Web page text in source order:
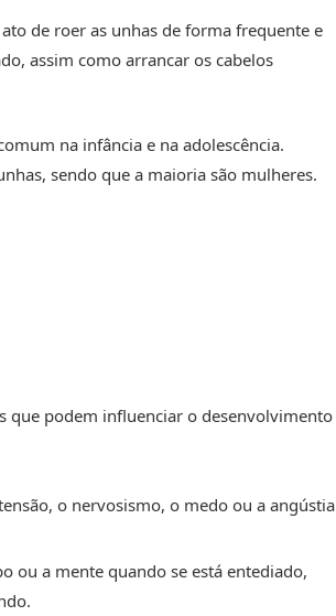
de roer as unhas de forma frequente e
assim como arrancar os cabelos
na infância e na adolescência.
sendo que a maioria são mulheres.
que podem influenciar o desenvolvimento
o nervosismo, o medo ou a angústia
ou a mente quando se está entediado,